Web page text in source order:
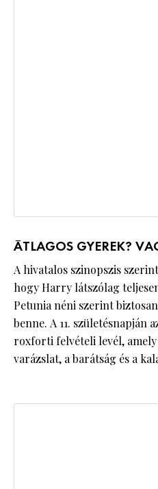
ÁTLAGOS GYEREK?
A hivatalos szinopszis
hogy Harry látszólag
Petunia néni szerint
benne. A 11. születésnapján
roxforti felvételi levél,
varázslat, a barátság és a